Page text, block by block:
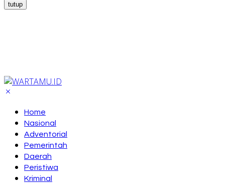
tutup
Home
Nasional
Adventorial
Pemerintah
Daerah
Peristiwa
Kriminal